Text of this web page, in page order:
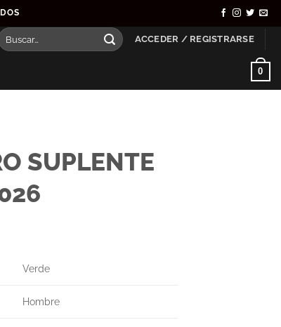
ACCEDER / REGISTRARSE
0
SUPLENTE
Verde
Hombre